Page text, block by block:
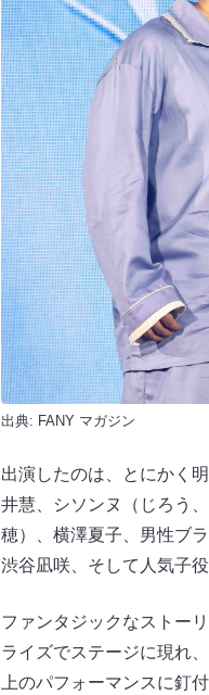
出典: FANY マガジン
出演したのは、とにかく
井慧、シソンヌ（じろう
穂）、横澤夏子、男性ブ
渋谷凪咲、そして人気子
ファンタジックなストー
ライズでステージに現れ
上のパフォーマンスに釘